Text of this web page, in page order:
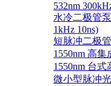
532nm
水冷二极管
1kHz 10ns)
短脉冲二极
1550nm 高
1550nm 台式
微小型脉冲